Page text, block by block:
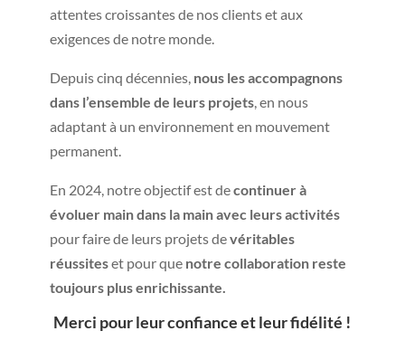
attentes croissantes de nos clients et aux
exigences de notre monde.
Depuis cinq décennies, nous les accompagnons
dans l’ensemble de leurs projets, en nous
adaptant à un environnement en mouvement
permanent.
En 2024, notre objectif est decontinuer à
évoluer main dans la main avec leurs activités
pour faire de leurs projets devéritables
réussiteset pour que notre collaboration reste
toujours plus enrichissante.
Merci pour leur confiance et leur fidélité !